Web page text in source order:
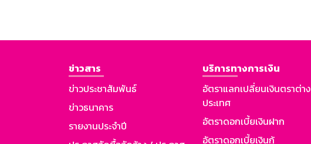
ข่าวสาร
ข่าวประชาสัมพันธ์
ข่าวธนาคาร
รายงานประจำปี
บริการทางการเงิน
อัตราแลกเปลี่ยนเงินตราต่าง
ประเทศ
อัตราดอกเบี้ยเงินฝาก
อัตราดอกเบี้ยเงินกู้